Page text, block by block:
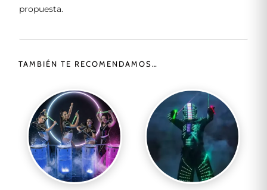
propuesta.
TAMBIÉN TE RECOMENDAMOS…